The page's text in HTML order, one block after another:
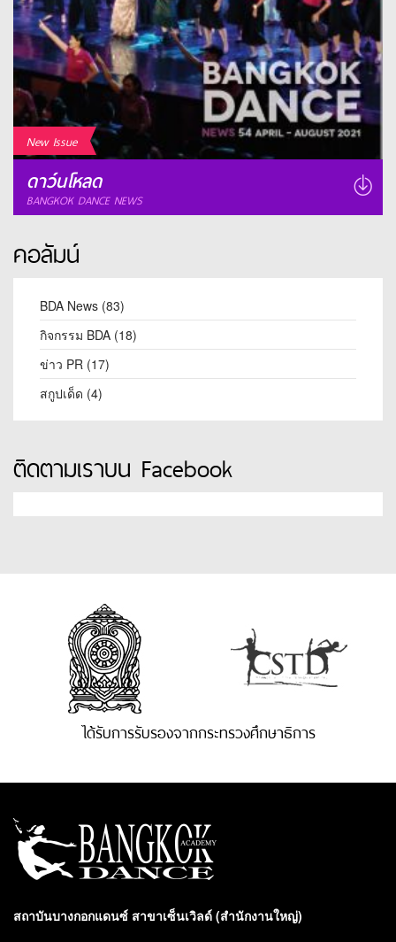
New Issue
ดาว์นโหลด
BANGKOK DANCE NEWS
คอลัมน์
BDA News (83)
กิจกรรม BDA (18)
ข่าว PR (17)
สกูปเด็ด (4)
ติดตามเราบน Facebook
ได้รับการรับรองจากกระทรวงศึกษาธิการ
สถาบันบางกอกแดนซ์ สาขาเซ็นเวิลด์ (สำนักงานใหญ่)